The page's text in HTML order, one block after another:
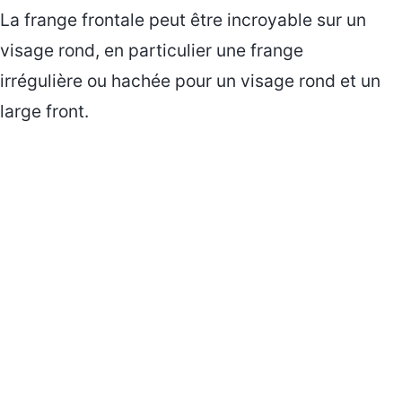
La frange frontale peut être incroyable sur un
visage rond, en particulier une frange
irrégulière ou hachée pour un visage rond et un
large front.